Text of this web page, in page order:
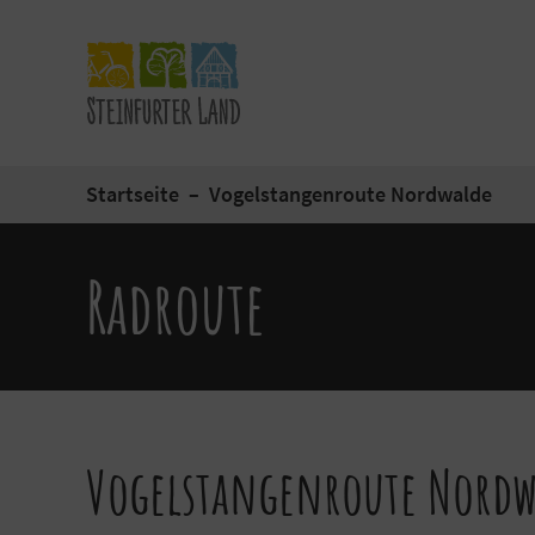
Startseite Vogelstangenroute Nordwalde
Radroute
Vogelstangenroute